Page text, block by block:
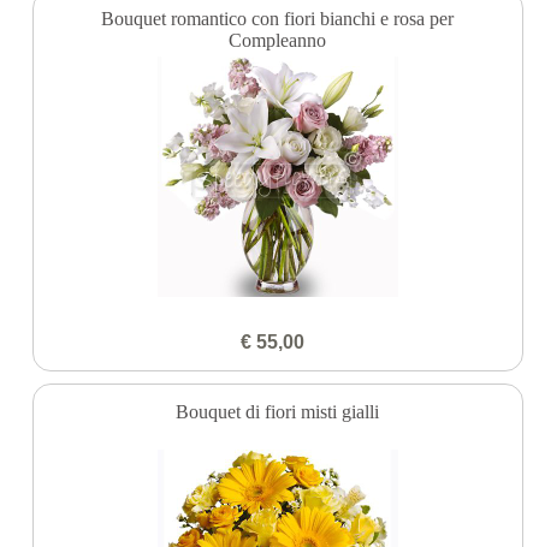
Bouquet romantico con fiori bianchi e rosa per
Compleanno
€ 55,00
Bouquet di fiori misti gialli